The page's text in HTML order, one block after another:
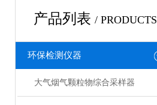
产品列表 / PRODUCTS
环保检测仪器
大气烟气颗粒物综合采样器